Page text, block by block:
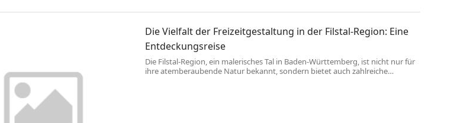
Die Vielfalt der Freizeitgestaltung in der Filstal-Region: Eine
Entdeckungsreise
Die Filstal-Region, ein malerisches Tal in Baden-Württemberg, ist nicht nur für
ihre atemberaubende Natur bekannt, sondern bietet auch zahlreiche